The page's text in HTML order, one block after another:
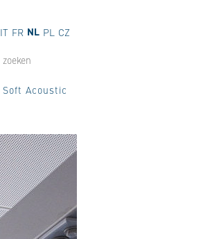
Soft Acoustic
IT FR NL PL CZ